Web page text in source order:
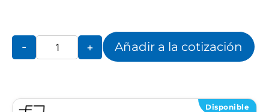
- + Añadir a la cotización
Disponible